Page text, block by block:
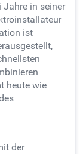
Jahre in seiner
ist
heute wie
der